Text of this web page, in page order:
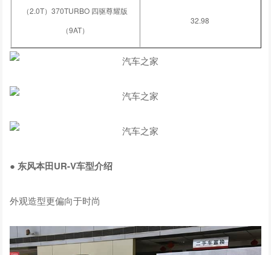
（2.0T）370TURBO 四驱尊耀版
（9AT）
32.98
● 东风本田UR-V车型介绍
外观造型更偏向于时尚